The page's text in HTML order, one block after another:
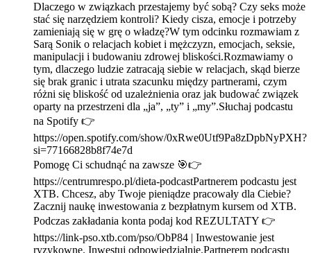
Dlaczego w związkach przestajemy być sobą? Czy seks może
stać się narzędziem kontroli? Kiedy cisza, emocje i potrzeby
zamieniają się w grę o władzę?W tym odcinku rozmawiam z
Sarą Sonik o relacjach kobiet i mężczyzn, emocjach, seksie,
manipulacji i budowaniu zdrowej bliskości.Rozmawiamy o
tym, dlaczego ludzie zatracają siebie w relacjach, skąd bierze
się brak granic i utrata szacunku między partnerami, czym
różni się bliskość od uzależnienia oraz jak budować związek
oparty na przestrzeni dla „ja”, „ty” i „my”.Słuchaj podcastu
na Spotify 👉
https://open.spotify.com/show/0xRwe0Utf9Pa8zDpbNyPXH?
si=77166828b8f74e7d
Pomogę Ci schudnąć na zawsze 🎯👉
https://centrumrespo.pl/dieta-podcastPartnerem podcastu jest
XTB. Chcesz, aby Twoje pieniądze pracowały dla Ciebie?
Zacznij naukę inwestowania z bezpłatnym kursem od XTB.
Podczas zakładania konta podaj kod REZULTATY 👉
https://link-pso.xtb.com/pso/ObP84 | Inwestowanie jest
ryzykowne. Inwestuj odpowiedzialnie.Partnerem podcastu